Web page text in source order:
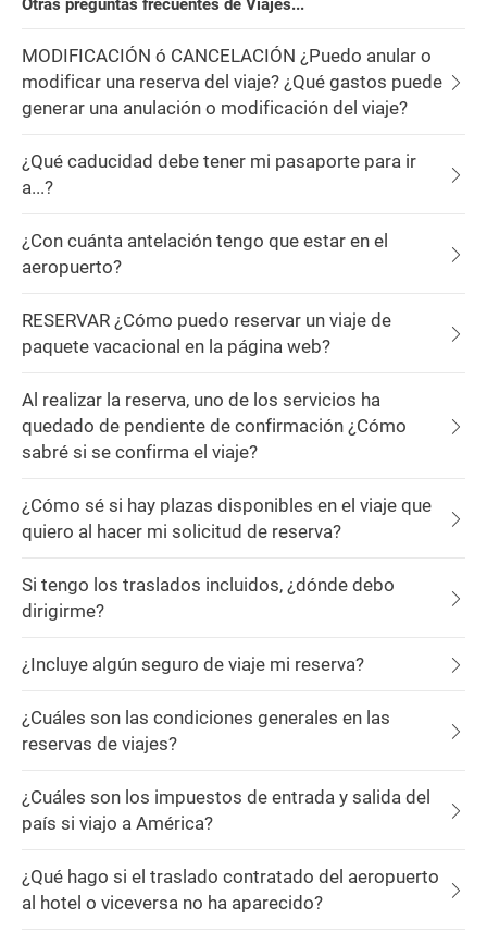
Otras preguntas frecuentes de Viajes...
MODIFICACIÓN ó CANCELACIÓN ¿Puedo anular o
modificar una reserva del viaje? ¿Qué gastos puede
generar una anulación o modificación del viaje?
¿Qué caducidad debe tener mi pasaporte para ir
a...?
¿Con cuánta antelación tengo que estar en el
aeropuerto?
RESERVAR ¿Cómo puedo reservar un viaje de
paquete vacacional en la página web?
Al realizar la reserva, uno de los servicios ha
quedado de pendiente de confirmación ¿Cómo
sabré si se confirma el viaje?
¿Cómo sé si hay plazas disponibles en el viaje que
quiero al hacer mi solicitud de reserva?
Si tengo los traslados incluidos, ¿dónde debo
dirigirme?
¿Incluye algún seguro de viaje mi reserva?
¿Cuáles son las condiciones generales en las
reservas de viajes?
¿Cuáles son los impuestos de entrada y salida del
país si viajo a América?
¿Qué hago si el traslado contratado del aeropuerto
al hotel o viceversa no ha aparecido?